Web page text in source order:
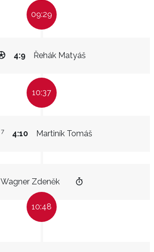
09:29
Řehák Matyáš
4:9
10:37
Martiník Tomáš
4:10
7
Wagner Zdeněk
10:48